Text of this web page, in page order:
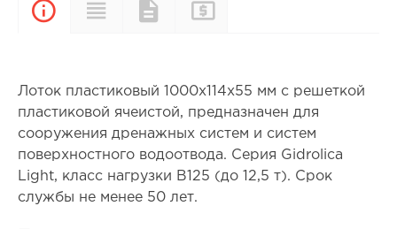
ОписаниеХарактеристики
Документы
Лоток пластиковый 1000х114х55 мм с решеткой
пластиковой ячеистой, предназначен для
сооружения дренажных систем и систем
поверхностного водоотвода. Серия Gidrolica
Light, класс нагрузки В125 (до 12,5 т). Срок
службы не менее 50 лет.